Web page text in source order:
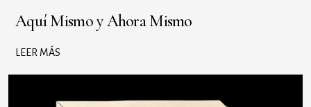
Aquí Mismo y Ahora Mismo
LEER MÁS